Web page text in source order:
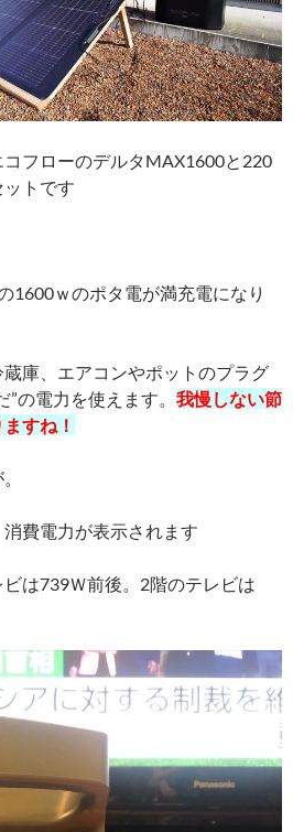
フローのデルタMAX1600と220
トです
1600ｗのポタ電が満充電になり
庫、エアコンやポットのプラグ
の電力を使えます。 我慢しない節
すね！
費電力が表示されます
は739Ｗ前後。2階のテレビは